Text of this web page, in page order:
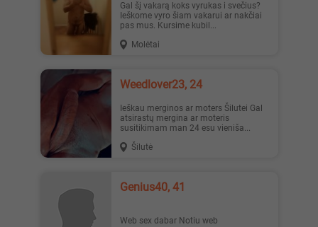
Gal šį vakarą koks vyrukas i svečius?
Ieškome vyro šiam vakarui ar nakčiai
pas mus. Kursime kubil...
Molėtai
Weedlover23, 24
atsirastų mergina ar moteris
susitikimam man 24 esu vieniša...
Šilutė
genius40, 41
Web sex dabar Notiu web